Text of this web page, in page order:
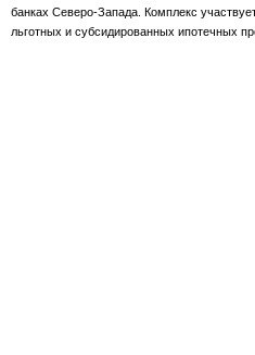
банках Северо-Запада. Комплекс
льготных и субсидированных ипотечных